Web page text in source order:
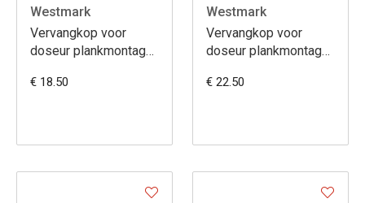
Westmark
Vervangkop voor
doseur plankmontage
€ 18.50
Westmark
Vervangkop voor
doseur plankmontage
€ 22.50